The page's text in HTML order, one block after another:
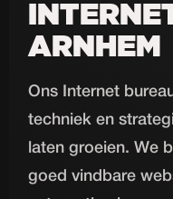
ARNHEM
Ons Internet
techniek en
laten groeien. We
goed vindbare